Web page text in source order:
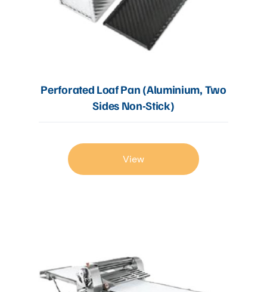
Perforated Loaf Pan (Aluminium, Two
Sides Non-Stick)
View